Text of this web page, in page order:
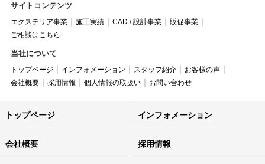
サイトコンテンツ
エクステリア事業 施工実績 CAD / 設計事業
販促事業
ご相談はこちら
当社について
トップページ インフォメーション スタッフ紹介
お客様の声
会社概要
採用情報 個人情報の取扱い お問い合わせ
トップページ インフォメーション
会社概要 採用情報